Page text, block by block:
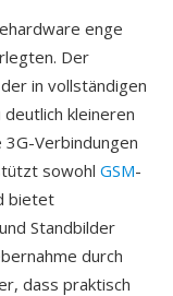
enge
Der
in vollständigen
kleineren
Verbindungen
sowohl GSM-
bietet
Standbilder
durch
dass praktisch